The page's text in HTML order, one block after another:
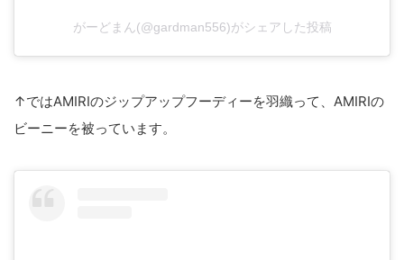
がーどまん(@gardman556)がシェアした投稿
↑ではAMIRIのジップアップフーディーを羽織って、AMIRIの
ビーニーを被っています。